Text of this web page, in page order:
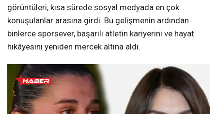
görüntüleri, kısa sürede sosyal medyada en çok
konuşulanlar arasına girdi. Bu gelişmenin ardından
binlerce sporsever, başarılı atletin kariyerini ve hayat
hikâyesini yeniden mercek altına aldı.